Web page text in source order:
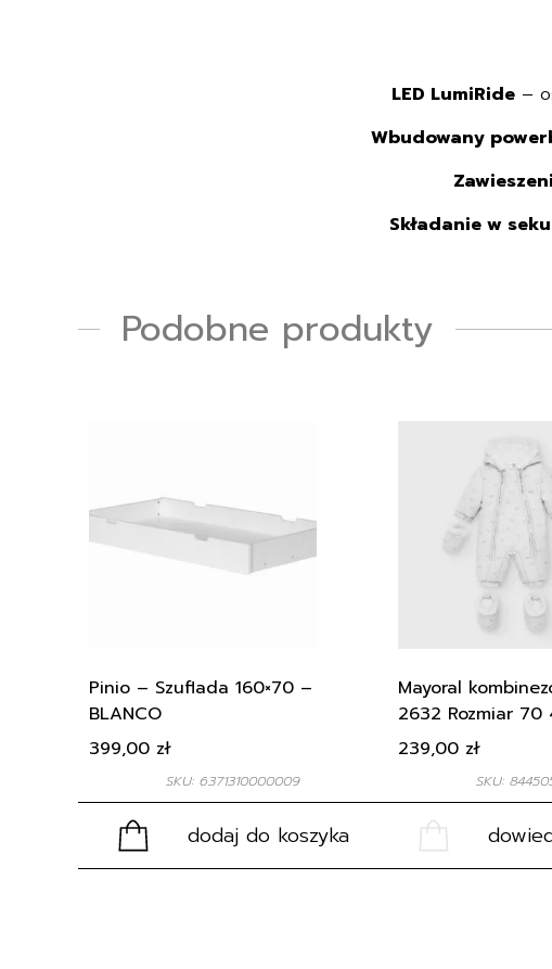
LED LumiRide –
Wbudowany
Składanie w
Podobne produkty
Pinio – Szuflada 160×70 –
BLANCO
SKU: 6371310000009
399,00 zł
dodaj do koszyka
Mayoral
2632 Rozmiar 70
SKU:
239,00 zł